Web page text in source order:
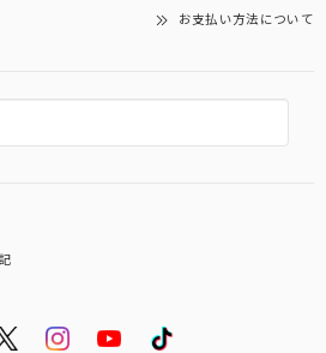
お支払い方法について